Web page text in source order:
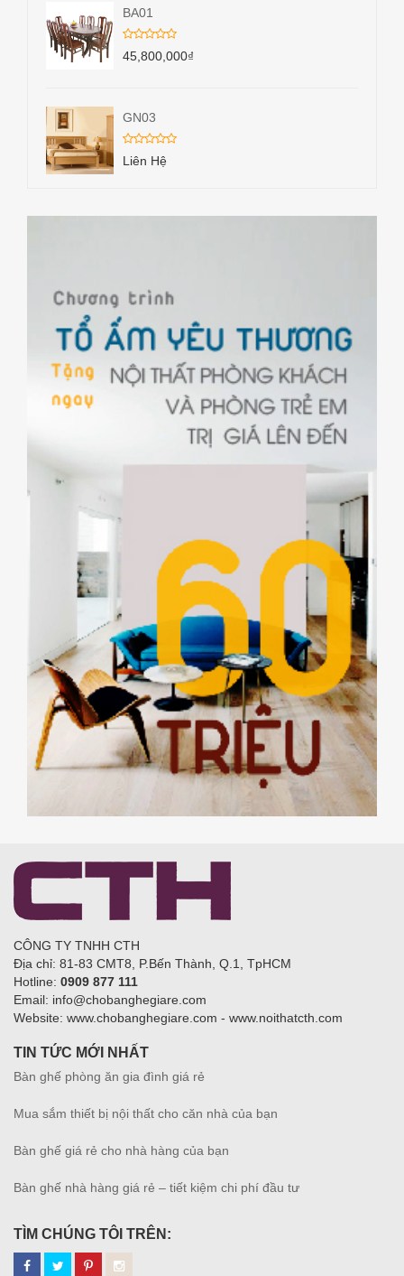
BA01
45,800,000₫
GN03
Liên Hệ
CÔNG TY TNHH CTH
Địa chỉ: 81-83 CMT8, P.Bến Thành, Q.1, TpHCM
Hotline: 0909 877 111
Email: info@chobanghegiare.com
Website: www.chobanghegiare.com - www.noithatcth.com
TIN TỨC MỚI NHẤT
Bàn ghế phòng ăn gia đình giá rẻ
Mua sắm thiết bị nội thất cho căn nhà của bạn
Bàn ghế giá rẻ cho nhà hàng của bạn
Bàn ghế nhà hàng giá rẻ – tiết kiệm chi phí đầu tư
TÌM CHÚNG TÔI TRÊN: